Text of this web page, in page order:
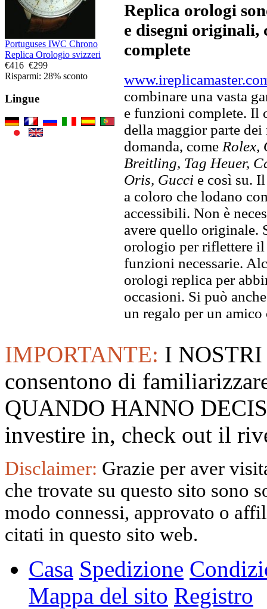
Portuguses IWC Chrono
Replica Orologio svizzeri
€416 €299
Risparmi: 28% sconto
Lingue
Replica orologi
e disegni originali,
complete
combinare una vasta
e funzioni complete. Il
della maggior parte
domanda, come Rolex,
Breitling, Tag Heuer,
Oris, Gucci e così su.
a coloro che lodano
accessibili. Non è
avere quello originale.
orologio per riflettere
funzioni necessarie.
orologi replica per
occasioni. Si può
un regalo per un amico
IMPORTANTE: I
consentono di
QUANDO HANNO
investire in, check out il
Disclaimer: Grazie per aver
che trovate su questo sito sono
modo connessi, approvato o
citati in questo sito web.
Casa Spedizione
Mappa del sito Registro